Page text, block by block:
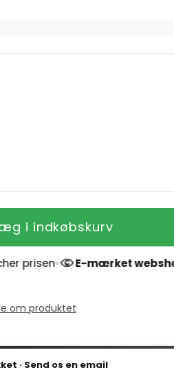
i indkøbskurv
E-mærket webshop- Tryg
om produktet
· Send os en email